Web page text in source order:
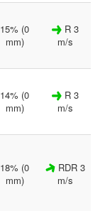
15% (0
mm)
R 3
m/s
14% (0
mm)
R 3
m/s
18% (0
mm)
RDR 3
m/s